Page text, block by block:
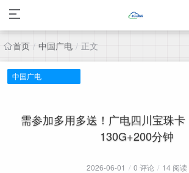
首页 / 中国广电 / 正文
中国广电
需参加多用多送！广电四川宝珠
130G+200分钟
2026-06-01 / 0 评论 / 14 阅读